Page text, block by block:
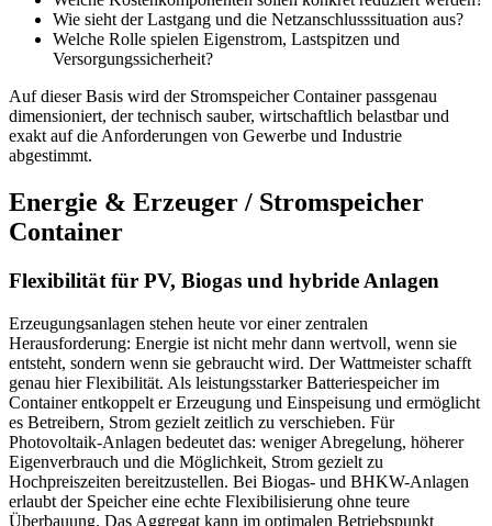
Wie sieht der Lastgang und die Netzanschlusssituation aus?
Welche Rolle spielen Eigenstrom, Lastspitzen und
Versorgungssicherheit?
Auf dieser Basis wird der Stromspeicher Container passgenau
dimensioniert, der technisch sauber, wirtschaftlich belastbar und
exakt auf die Anforderungen von Gewerbe und Industrie
abgestimmt.
Energie & Erzeuger / Stromspeicher
Container
Flexibilität für PV, Biogas und hybride Anlagen
Erzeugungsanlagen stehen heute vor einer zentralen
Herausforderung: Energie ist nicht mehr dann wertvoll, wenn sie
entsteht, sondern wenn sie gebraucht wird. Der Wattmeister schafft
genau hier Flexibilität. Als leistungsstarker Batteriespeicher im
Container entkoppelt er Erzeugung und Einspeisung und ermöglicht
es Betreibern, Strom gezielt zeitlich zu verschieben. Für
Photovoltaik-Anlagen bedeutet das: weniger Abregelung, höherer
Eigenverbrauch und die Möglichkeit, Strom gezielt zu
Hochpreiszeiten bereitzustellen. Bei Biogas- und BHKW-Anlagen
erlaubt der Speicher eine echte Flexibilisierung ohne teure
Überbauung. Das Aggregat kann im optimalen Betriebspunkt